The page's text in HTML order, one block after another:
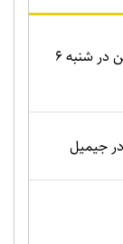
هوای سرد و غالباً ابری ورامین در شنبه ۶
جیمیل